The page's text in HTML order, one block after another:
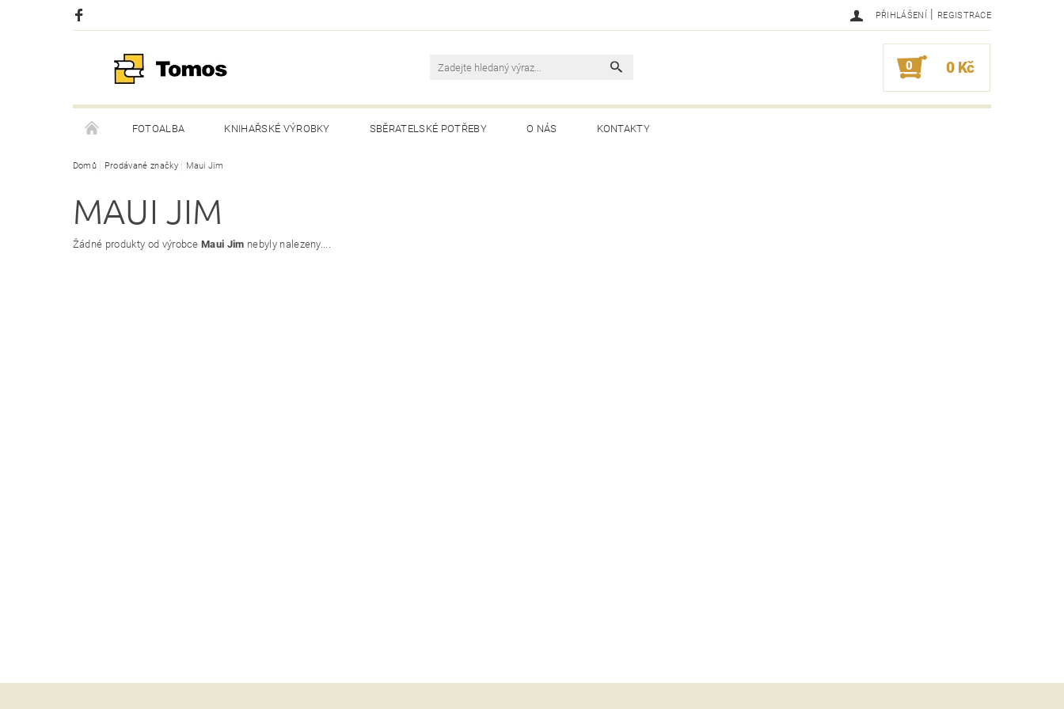
PŘIHLÁŠENÍ | REGISTRACE
0 0 Kč
FOTOALBA KNIHAŘSKÉ VÝROBKY SBĚRATELSKÉ POTŘEBY O NÁS KONTAKTY
Domů Prodávané značky Maui Jim
MAUI JIM
Žádné produkty od výrobceMaui Jim nebyly nalezeny....